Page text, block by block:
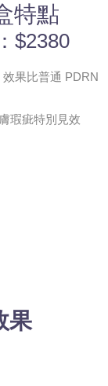
特點
$2380
果比普通 PDRN
瑕疵特別見效
果